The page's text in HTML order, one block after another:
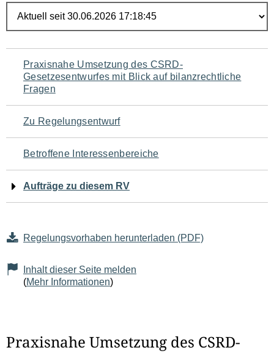
Navigation
für
den
Seiteninhalt
Praxisnahe Umsetzung des CSRD-
Gesetzesentwurfes mit Blick auf bilanzrechtliche
Fragen
Zu Regelungsentwurf
Betroffene Interessenbereiche
Aufträge zu diesem RV
Regelungsvorhaben herunterladen (PDF)
Inhalt dieser Seite melden
(Mehr Informationen)
Praxisnahe Umsetzung des CSRD-